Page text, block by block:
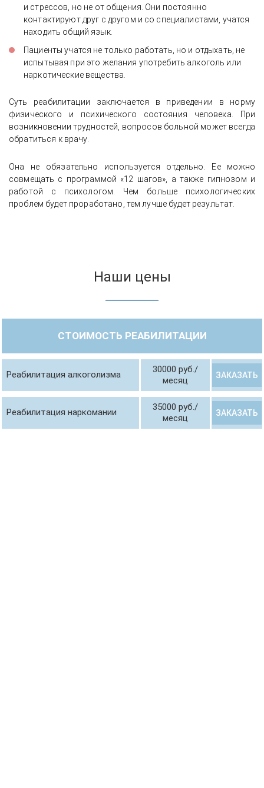
и стрессов, но не от общения. Они постоянно
контактируют друг с другом и со специалистами, учатся
находить общий язык.
Пациенты учатся не только работать, но и отдыхать, не
испытывая при это желания употребить алкоголь или
наркотические вещества.
Суть реабилитации заключается в приведении в норму
физического и психического состояния человека. При
возникновении трудностей, вопросов больной может всегда
обратиться к врачу.
Она не обязательно используется отдельно. Ее можно
совмещать с программой «12 шагов», а также гипнозом и
работой с психологом. Чем больше психологических
проблем будет проработано, тем лучше будет результат.
Наши цены
СТОИМОСТЬ РЕАБИЛИТАЦИИ
Реабилитация алкоголизма
30000 руб./
месяц
ЗАКАЗАТЬ
Реабилитация наркомании
35000 руб./
месяц
ЗАКАЗАТЬ